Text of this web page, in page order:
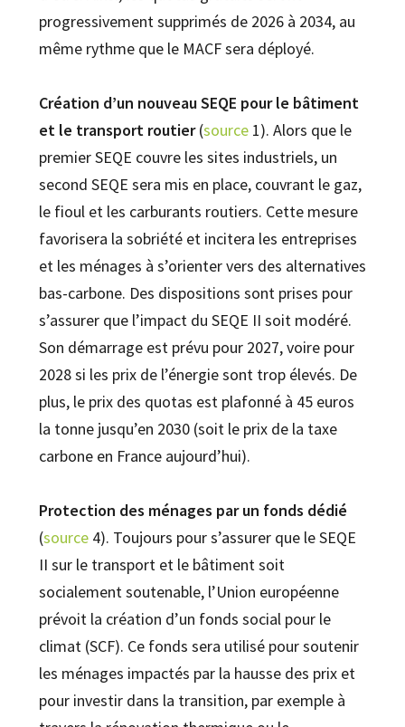
progressivement supprimés de 2026 à 2034, au
même rythme que le MACF sera déployé.
Création d’un nouveau SEQE pour le bâtiment
et le transport routier(source1). Alors que le
premier SEQE couvre les sites industriels, un
second SEQE sera mis en place, couvrant le gaz,
le fioul et les carburants routiers. Cette mesure
favorisera la sobriété et incitera les entreprises
et les ménages à s’orienter vers des alternatives
bas-carbone. Des dispositions sont prises pour
s’assurer que l’impact du SEQE II soit modéré.
Son démarrage est prévu pour 2027, voire pour
2028 si les prix de l’énergie sont trop élevés. De
plus, le prix des quotas est plafonné à 45 euros
la tonne jusqu’en 2030 (soit le prix de la taxe
carbone en France aujourd’hui).
Protection des ménages par un fonds dédié
(source4). Toujours pour s’assurer que le SEQE
II sur le transport et le bâtiment soit
socialement soutenable, l’Union européenne
prévoit la création d’un fonds social pour le
climat (SCF). Ce fonds sera utilisé pour soutenir
les ménages impactés par la hausse des prix et
pour investir dans la transition, par exemple à